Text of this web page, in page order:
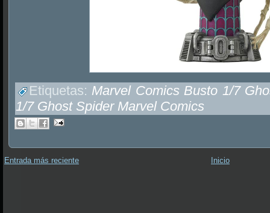
Etiquetas: Marvel Comics Busto 1/7
1/7 Ghost Spider Marvel Comics
Entrada más reciente Inicio